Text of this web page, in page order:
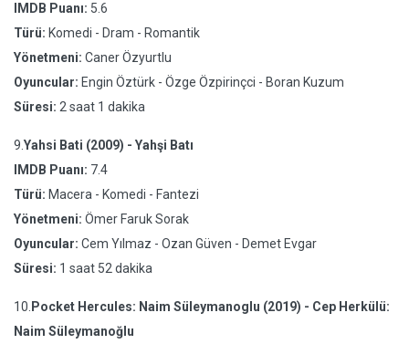
IMDB Puanı: 5.6
Türü: Komedi - Dram - Romantik
Yönetmeni: Caner Özyurtlu
Oyuncular: Engin Öztürk - Özge Özpirinçci - Boran Kuzum
Süresi: 2 saat 1 dakika
9. Yahsi Bati (2009) - Yahşi Batı
IMDB Puanı: 7.4
Türü: Macera - Komedi - Fantezi
Yönetmeni: Ömer Faruk Sorak
Oyuncular: Cem Yılmaz - Ozan Güven - Demet Evgar
Süresi: 1 saat 52 dakika
10. Pocket Hercules: Naim Süleymanoglu (2019) - Cep Herkülü:
Naim Süleymanoğlu